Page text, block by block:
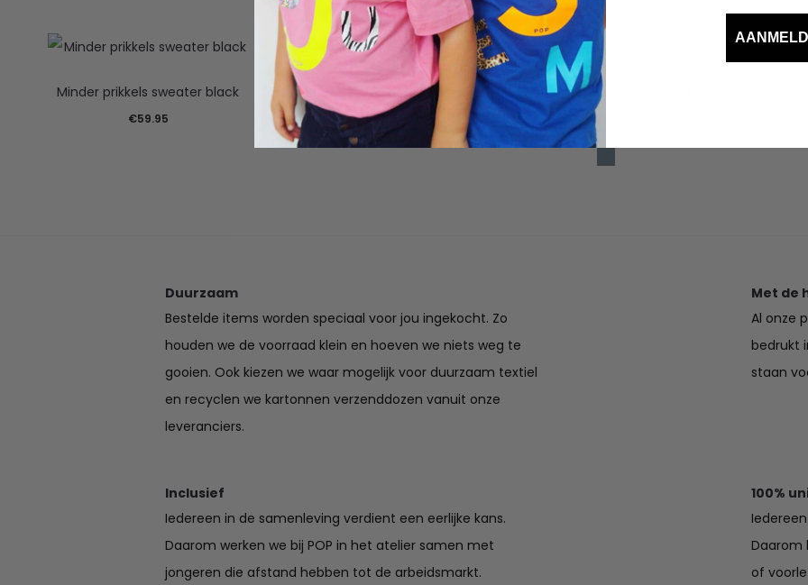
Minder prikkels sweater black
€59.95
Oranje feest sweater slingers
€59.95
Oranje feest t-shirt confetti
€33.95
Duurzaam
Bestelde items worden speciaal voor jou ingekocht. Zo
houden we de voorraad klein en hoeven we niets weg te
gooien. Ook kiezen we waar mogelijk voor duurzaam textiel
en recyclen we kartonnen verzenddozen vanuit onze
leveranciers.
Met de
Al onze
bedrukt
staan
Inclusief
Iedereen in de samenleving verdient een eerlijke kans.
Daarom werken we bij POP in het atelier samen met
jongeren die afstand hebben tot de arbeidsmarkt.
100%
Daarom
of